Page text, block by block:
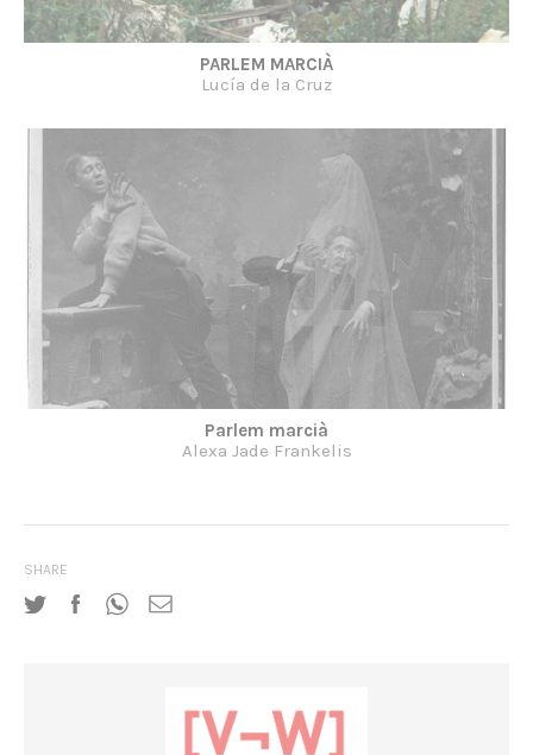
PARLEM MARCIÀ
Lucía de la Cruz
Parlem marcià
Alexa Jade Frankelis
SHARE